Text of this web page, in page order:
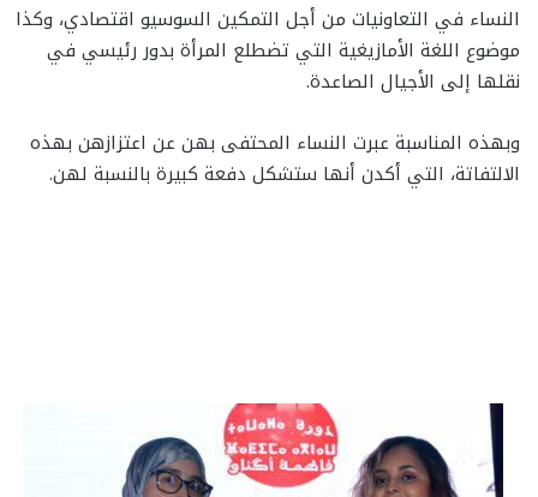
النساء في التعاونيات من أجل التمكين السوسيو اقتصادي، وكذا
موضوع اللغة الأمازيغية التي تضطلع المرأة بدور رئيسي في
نقلها إلى الأجيال الصاعدة.
وبهذه المناسبة عبرت النساء المحتفى بهن عن اعتزازهن بهذه
الالتفاتة، التي أكدن أنها ستشكل دفعة كبيرة بالنسبة لهن.